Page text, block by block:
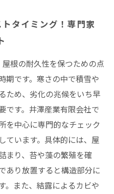
タイミング！専門家
根の耐久性を保つための点
期です。寒さの中で積雪や
ため、劣化の兆候をいち早
です。井澤産業有限会社で
を中心に専門的なチェック
ています。具体的には、屋
まり、苔や藻の繁殖を確
あり放置すると構造部分に
。また、結露によるカビや